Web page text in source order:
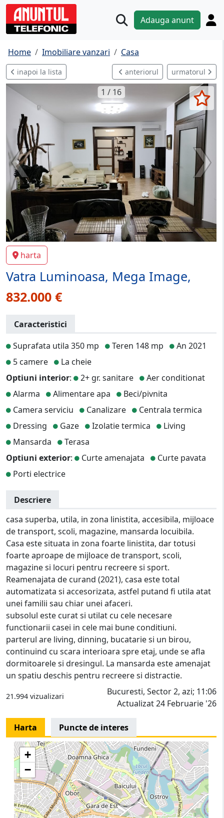
Adauga anunt
Home Imobiliare vanzari Casa
inapoi la lista anteriorul urmatorul
1 / 16
harta
Vatra Luminoasa, Mega Image,
832.000 €
Caracteristici
Suprafata utila 350 mp
Teren 148 mp
An 2021
5 camere
La cheie
Optiuni interior: 2+ gr. sanitare
Aer conditionat
Alarma
Alimentare apa
Beci/pivnita
Camera serviciu
Canalizare
Centrala termica
Dressing
Gaze Izolatie termica
Living
Mansarda
Terasa
Optiuni exterior: Curte amenajata
Curte pavata
Porti electrice
Descriere
casa superba, utila, in zona linistita, accesibila, mijloace
de transport, scoli, magazine, mansarda locuibila.
Casa este situata in zona foarte linistita, dar totusi
foarte aproape de mijloace de transport, scoli,
magazine si locuri pentru recreere si sport.
Reamenajata de curand (2021), casa este total
automatizata si accesorizata, astfel putand fi utila atat
unei familii sau chiar unei afaceri.
subsolul este curat si utilat cu cele necesare
functionarii casei in cele mai bune conditiuni.
parterul are living, dinning, bucatarie si un birou,
continuind cu scara interioara spre etaj, unde se afla
dormitoarele si dresingul. La mansarda este amenajat
un spatiu deschis pentru recreere si distractie.
21.994 vizualizari
Bucuresti, Sector 2, azi; 11:06
Actualizat 24 Februarie '26
Harta Puncte de interes
+
−